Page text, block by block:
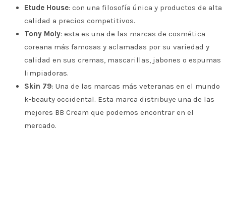
Etude House: con una filosofía única y productos de alta
calidad a precios competitivos.
Tony Moly: esta es una de las marcas de cosmética
coreana más famosas y aclamadas por su variedad y
calidad en sus cremas, mascarillas, jabones o espumas
limpiadoras.
Skin 79: Una de las marcas más veteranas en el mundo
k-beauty occidental. Esta marca distribuye una de las
mejores BB Cream que podemos encontrar en el
mercado.